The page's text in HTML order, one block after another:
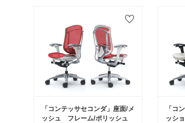
「コンテッサセコンダ」座面/メ
ッシュ フレーム/ポリッシュ
「コ
ッシ